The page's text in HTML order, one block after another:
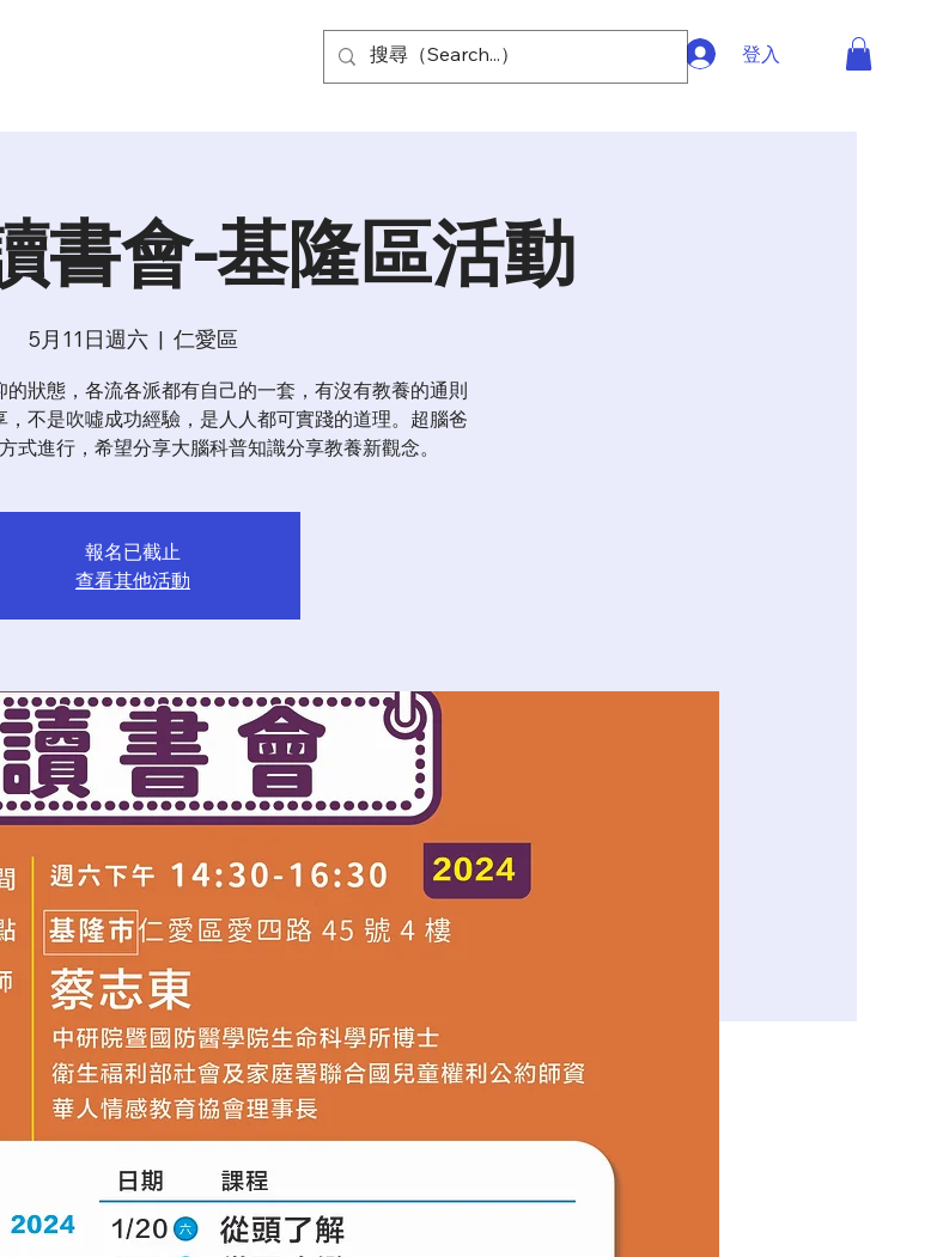
登入
書會-基隆區活動
5月11日週六
  |
仁愛區
狀態，各流各派都有自己的一套，有沒有教養的通則
不是吹噓成功經驗，是人人都可實踐的道理。超腦爸
式進行，希望分享大腦科普知識分享教養新觀念。
報名已截止
查看其他活動